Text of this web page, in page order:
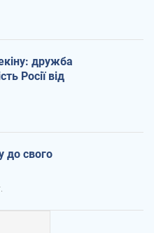
дружба
Росії від
до свого